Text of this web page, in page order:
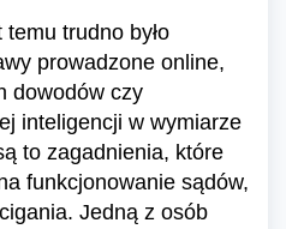
trudno było
prowadzone online,
dowodów czy
inteligencji w wymiarze
to zagadnienia, które
funkcjonowanie sądów,
Jedną z osób